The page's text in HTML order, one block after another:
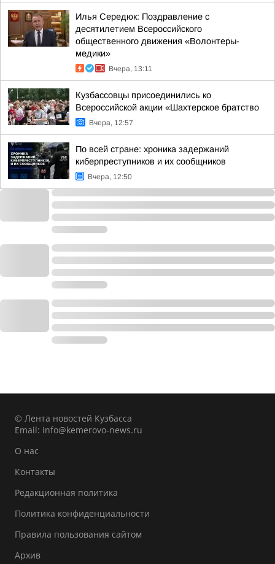
Илья Середюк: Поздравление с
десятилетием Всероссийского
общественного движения «Волонтеры-
медики»
Вчера, 13:11
Кузбассовцы присоединились ко
Всероссийской акции «Шахтерское братство
Вчера, 12:57
По всей стране: хроника задержаний
киберпреступников и их сообщников
Вчера, 12:50
© Лента новостей Кузбасса
Email: info@kemerovo-news.ru
О нас
Контакты
Редакционная политика
Политика конфиденциальности
Правила пользования сайтом
Архив